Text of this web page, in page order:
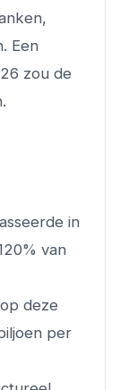
Een
zou de
in
van
deze
per